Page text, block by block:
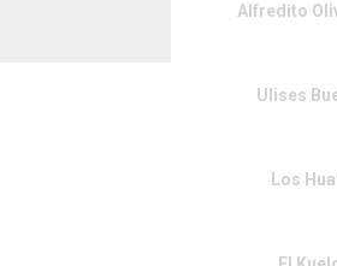
Alfredito
Ulises
Los